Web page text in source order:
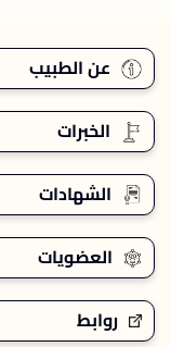
عن الطبيب
الخبرات
الشهادات
العضويات
روابط